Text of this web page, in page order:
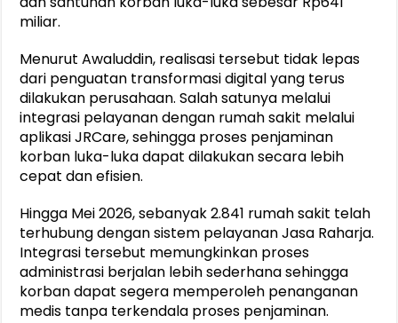
miliar.
Menurut Awaluddin, realisasi tersebut tidak lepas
dari penguatan transformasi digital yang terus
dilakukan perusahaan. Salah satunya melalui
integrasi pelayanan dengan rumah sakit melalui
aplikasi JRCare, sehingga proses penjaminan
korban luka-luka dapat dilakukan secara lebih
cepat dan efisien.
Hingga Mei 2026, sebanyak 2.841 rumah sakit telah
terhubung dengan sistem pelayanan Jasa Raharja.
Integrasi tersebut memungkinkan proses
administrasi berjalan lebih sederhana sehingga
korban dapat segera memperoleh penanganan
medis tanpa terkendala proses penjaminan.